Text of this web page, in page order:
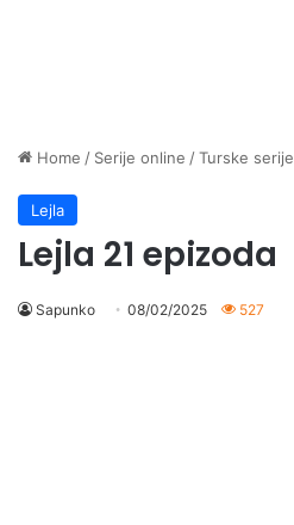
Home / Serije online /Turske serije
Lejla
Lejla 21 epizoda
Sapunko 08/02/2025 527